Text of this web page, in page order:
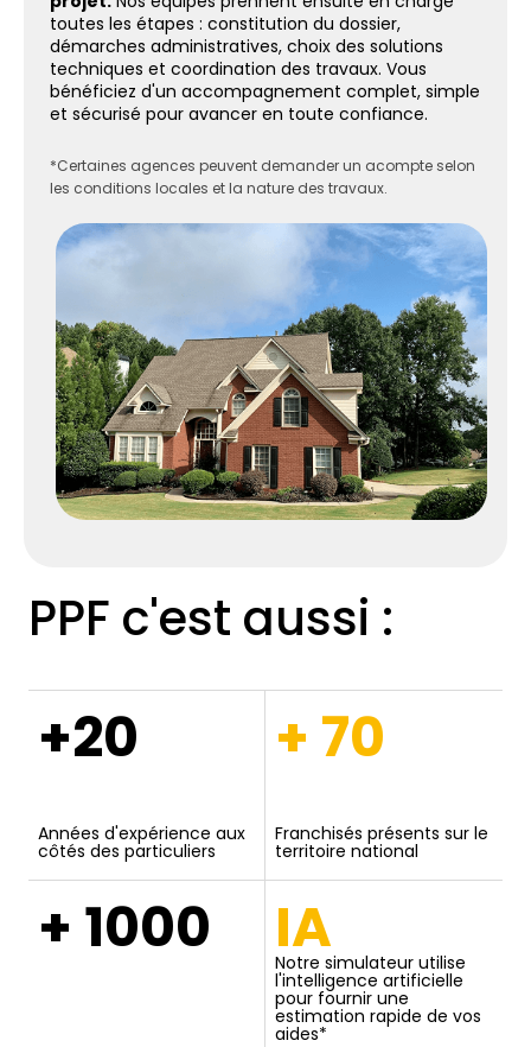
toutes les étapes : constitution du dossier,
démarches administratives, choix des solutions
techniques et coordination des travaux. Vous
bénéficiez d'un accompagnement complet, simple
et sécurisé pour avancer en toute confiance.
*Certaines agences peuvent demander un acompte selon
les conditions locales et la nature des travaux.
PPF c'est aussi :
+20
Années d'expérience aux
côtés des particuliers
+ 70
Franchisés présents sur le
territoire national
+ 1000 IA
Notre simulateur utilise
l'intelligence artificielle
pour fournir une
estimation rapide de vos
aides*